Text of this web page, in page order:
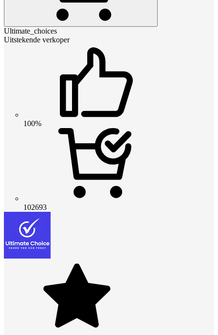
Ultimate_choices
Uitstekende verkoper
100%
102693